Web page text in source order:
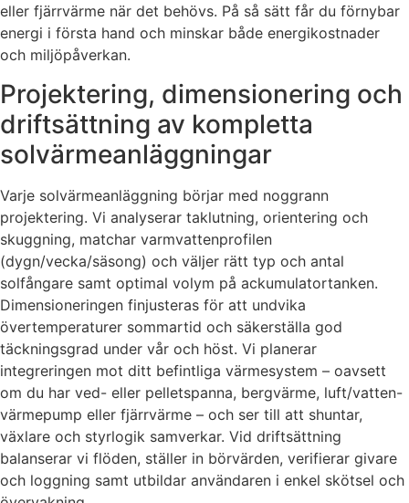
eller fjärrvärme när det behövs. På så sätt får du förnybar
energi i första hand och minskar både energikostnader
och miljöpåverkan.
Projektering, dimensionering och
driftsättning av kompletta
solvärmeanläggningar
Varje solvärmeanläggning börjar med noggrann
projektering. Vi analyserar taklutning, orientering och
skuggning, matchar varmvattenprofilen
(dygn/vecka/säsong) och väljer rätt typ och antal
solfångare samt optimal volym på ackumulatortanken.
Dimensioneringen finjusteras för att undvika
övertemperaturer sommartid och säkerställa god
täckningsgrad under vår och höst. Vi planerar
integreringen mot ditt befintliga värmesystem – oavsett
om du har ved- eller pelletspanna, bergvärme, luft/vatten-
värmepump eller fjärrvärme – och ser till att shuntar,
växlare och styrlogik samverkar. Vid driftsättning
balanserar vi flöden, ställer in börvärden, verifierar givare
och loggning samt utbildar användaren i enkel skötsel och